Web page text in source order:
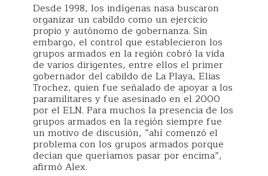
Desde 1998, los indígenas nasa buscaron
organizar un cabildo como un ejercicio
propio y autónomo de gobernanza. Sin
embargo, el control que establecieron los
grupos armados en la región cobró la vida
de varios dirigentes, entre ellos el primer
gobernador del cabildo de La Playa, Elias
Trochez, quien fue señalado de apoyar a los
paramilitares y fue asesinado en el 2000
por el ELN. Para muchos la presencia de los
grupos armados en la región siempre fue
un motivo de discusión, “ahí comenzó el
problema con los grupos armados porque
decían que queríamos pasar por encima”,
afirmó Alex.